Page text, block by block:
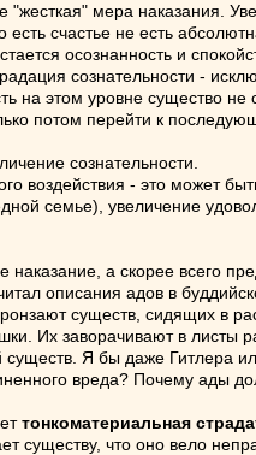
мера наказания.
счастье не есть
осознанность и
сознательности -
на этом уровне существо
потом перейти к
сознательности.
воздействия - это может
семье), увеличение
а скорее всего
описания адов в
существ, сидящих в
Их заворачивают в листы
Я бы даже Гитлера
вреда? Почему ады
тонкоматериальная
существу, что оно вело